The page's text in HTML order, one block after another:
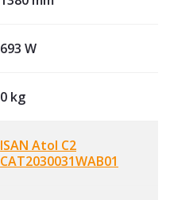
693 W
0 kg
ISAN Atol C2
CAT2030031WAB01